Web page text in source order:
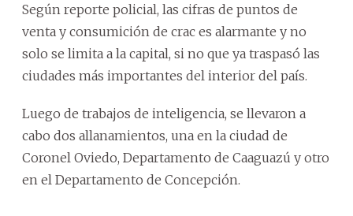
Según reporte policial, las cifras de puntos de
venta y consumición de crac es alarmante y no
solo se limita a la capital, si no que ya traspasó las
ciudades más importantes del interior del país.
Luego de trabajos de inteligencia, se llevaron a
cabo dos allanamientos, una en la ciudad de
Coronel Oviedo, Departamento de Caaguazú y otro
en el Departamento de Concepción.